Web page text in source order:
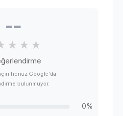
--
henüz Google'da
bulunmuyor.
0%